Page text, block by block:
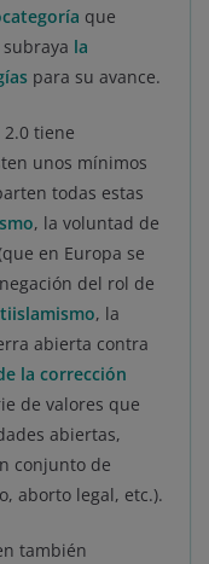
que
la
para su avance.
tiene
unos mínimos
todas estas
, la voluntad de
en Europa se
del rol de
, la
abierta contra
la corrección
de valores que
abiertas,
conjunto de
aborto legal, etc.).
también